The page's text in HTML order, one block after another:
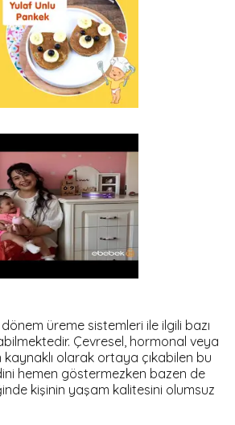
üreme sistemleri ile ilgili bazı
Çevresel, hormonal veya
olarak ortaya çıkabilen bu
hemen göstermezken bazen de
kişinin yaşam kalitesini olumsuz